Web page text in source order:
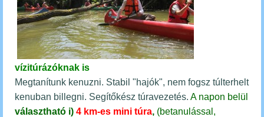
vízitúrázóknak is
Megtanítunk kenuzni. Stabil "hajók", nem fogsz túlterhelt
kenuban billegni. Segítőkész túravezetés. A napon belül
választható i) 4 km-es mini túra, (betanulással,